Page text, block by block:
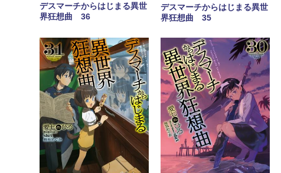
デスマーチからはじまる異世
界狂想曲 36
デスマーチからはじまる異世
界狂想曲 35